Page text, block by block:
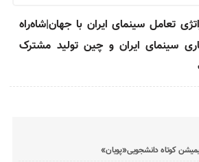
تعامل سینمای ایران با جهان|شاه‌راه
سینمای ایران و چین تولید مشترک
کوتاه دانشجویی«پویان»